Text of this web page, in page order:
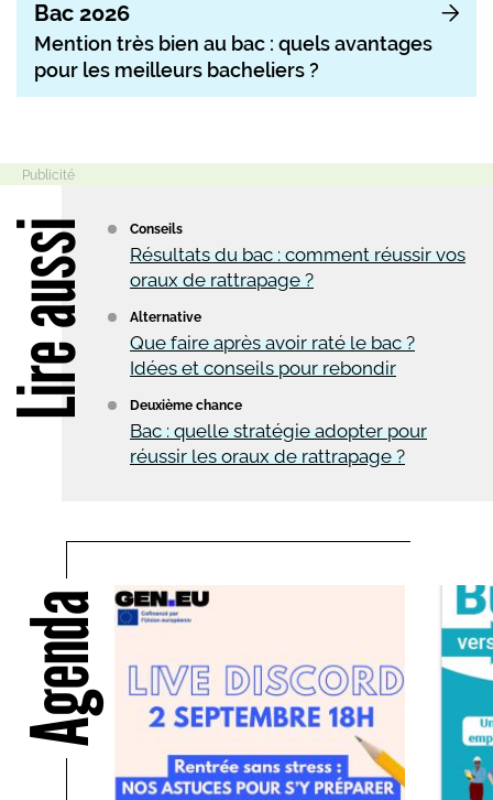
Bac 2026
Mention très bien au bac : quels avantages
pour les meilleurs bacheliers ?
Conseils
Résultats du bac : comment réussir vos
oraux de rattrapage ?
Alternative
Que faire après avoir raté le bac ?
Idées et conseils pour rebondir
Deuxième chance
Bac : quelle stratégie adopter pour
réussir les oraux de rattrapage ?
Agenda